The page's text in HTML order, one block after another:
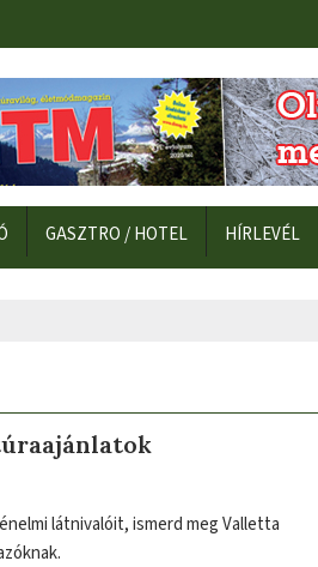
GASZTRO / HOTEL HÍRLEVÉL
látnivalóit, ismerd meg Valletta